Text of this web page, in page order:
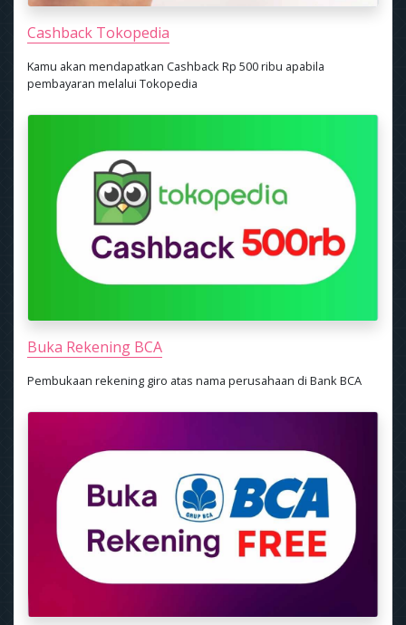
Cashback Tokopedia
Kamu akan mendapatkan Cashback Rp 500 ribu apabila
pembayaran melalui Tokopedia
Buka Rekening BCA
Pembukaan rekening giro atas nama perusahaan di Bank BCA